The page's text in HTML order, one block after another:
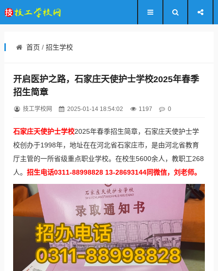
首页 / 招生学校
开启医护之路，石家庄天使护士学校2025年春季
招生简章
技工学校网 2025-01-14 18:54:02 1197 0
石家庄天使护士学校2025年春季招生简章，石家庄天使护士学
校创办于1998年，地址在在河北省石家庄市，是由河北省教育
厅主管的一所省级重点职业学校。在校生5600余人，教职工268
人。 招生电话0311-88998828 13-28693144同微信，刘老师。